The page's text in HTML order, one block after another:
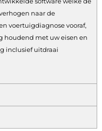
naar de
voertuigdiagnose vooraf,
houdend met uw eisen en
inclusief uitdraai